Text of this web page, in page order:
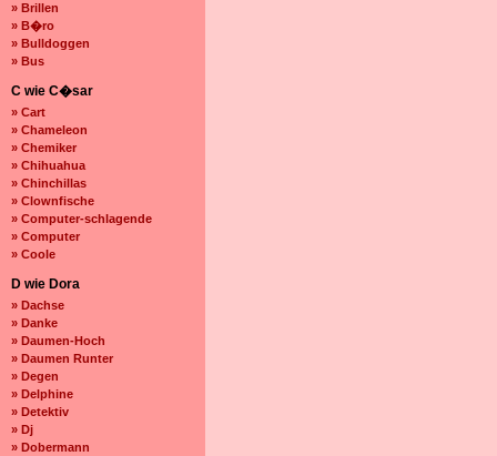
» Brillen
» B�ro
» Bulldoggen
» Bus
C wie C�sar
» Cart
» Chameleon
» Chemiker
» Chihuahua
» Chinchillas
» Clownfische
» Computer-schlagende
» Computer
» Coole
D wie Dora
» Dachse
» Danke
» Daumen-Hoch
» Daumen Runter
» Degen
» Delphine
» Detektiv
» Dj
» Dobermann